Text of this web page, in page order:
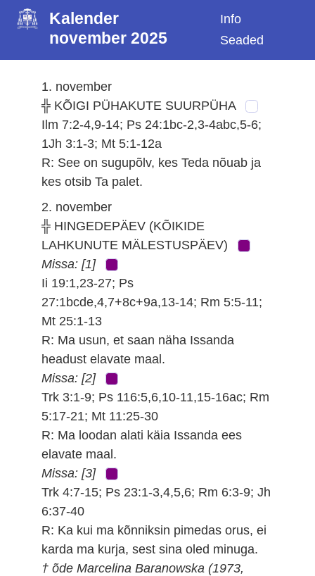
Kalender
november 2025
Info
Seaded
1. november
╬ KÕIGI PÜHAKUTE SUURPÜHA
Ilm 7:2-4,9-14; Ps 24:1bc-2,3-4abc,5-6;
1Jh 3:1-3; Mt 5:1-12a
R: See on sugupõlv, kes Teda nõuab ja
kes otsib Ta palet.
2. november
╬ HINGEDEPÄEV (KÕIKIDE
LAHKUNUTE MÄLESTUSPÄEV)
Missa: [1]
Ii 19:1,23-27; Ps
27:1bcde,4,7+8c+9a,13-14; Rm 5:5-11;
Mt 25:1-13
R: Ma usun, et saan näha Issanda
headust elavate maal.
Missa: [2]
Trk 3:1-9; Ps 116:5,6,10-11,15-16ac; Rm
5:17-21; Mt 11:25-30
R: Ma loodan alati käia Issanda ees
elavate maal.
Missa: [3]
Trk 4:7-15; Ps 23:1-3,4,5,6; Rm 6:3-9; Jh
6:37-40
R: Ka kui ma kõnniksin pimedas orus, ei
karda ma kurja, sest sina oled minuga.
† õde Marcelina Baranowska (1973,